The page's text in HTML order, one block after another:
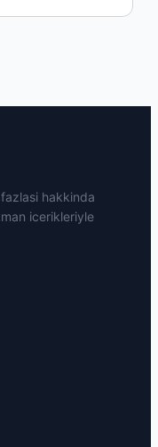
hakkinda
icerikleriyle